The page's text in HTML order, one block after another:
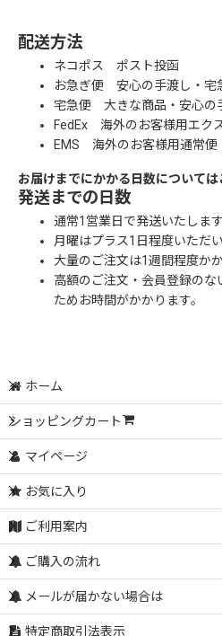
配送方法
ネコポス ポスト投函
お急ぎ便 安心の手渡し・宅
宅急便 大きな商品・安心の
FedEx 海外のお客様用エク
EMS 海外のお客様用通常便
お届けまでにかかる日数については
発送までの日数
通常1営業日で発送いたします
月曜はプラス1日程度いただ
大量のご注文は1週間程度か
高額のご注文・会員登録の
ためお時間がかかります。
ホーム
ショッピングカート
マイページ
お気に入り
ご利用案内
ご購入の流れ
メールが届かない場合は
特定商取引法表示